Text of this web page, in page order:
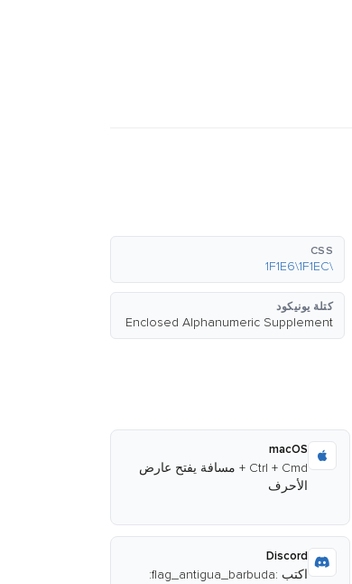
CSS
\1F1E6\1F1EC
كتلة يونيكود
Enclosed Alphanumeric Supplement
macOS
Ctrl + Cmd + مسافة يفتح عارض
الأحرف
Discord
اكتب :flag_antigua_barbuda: